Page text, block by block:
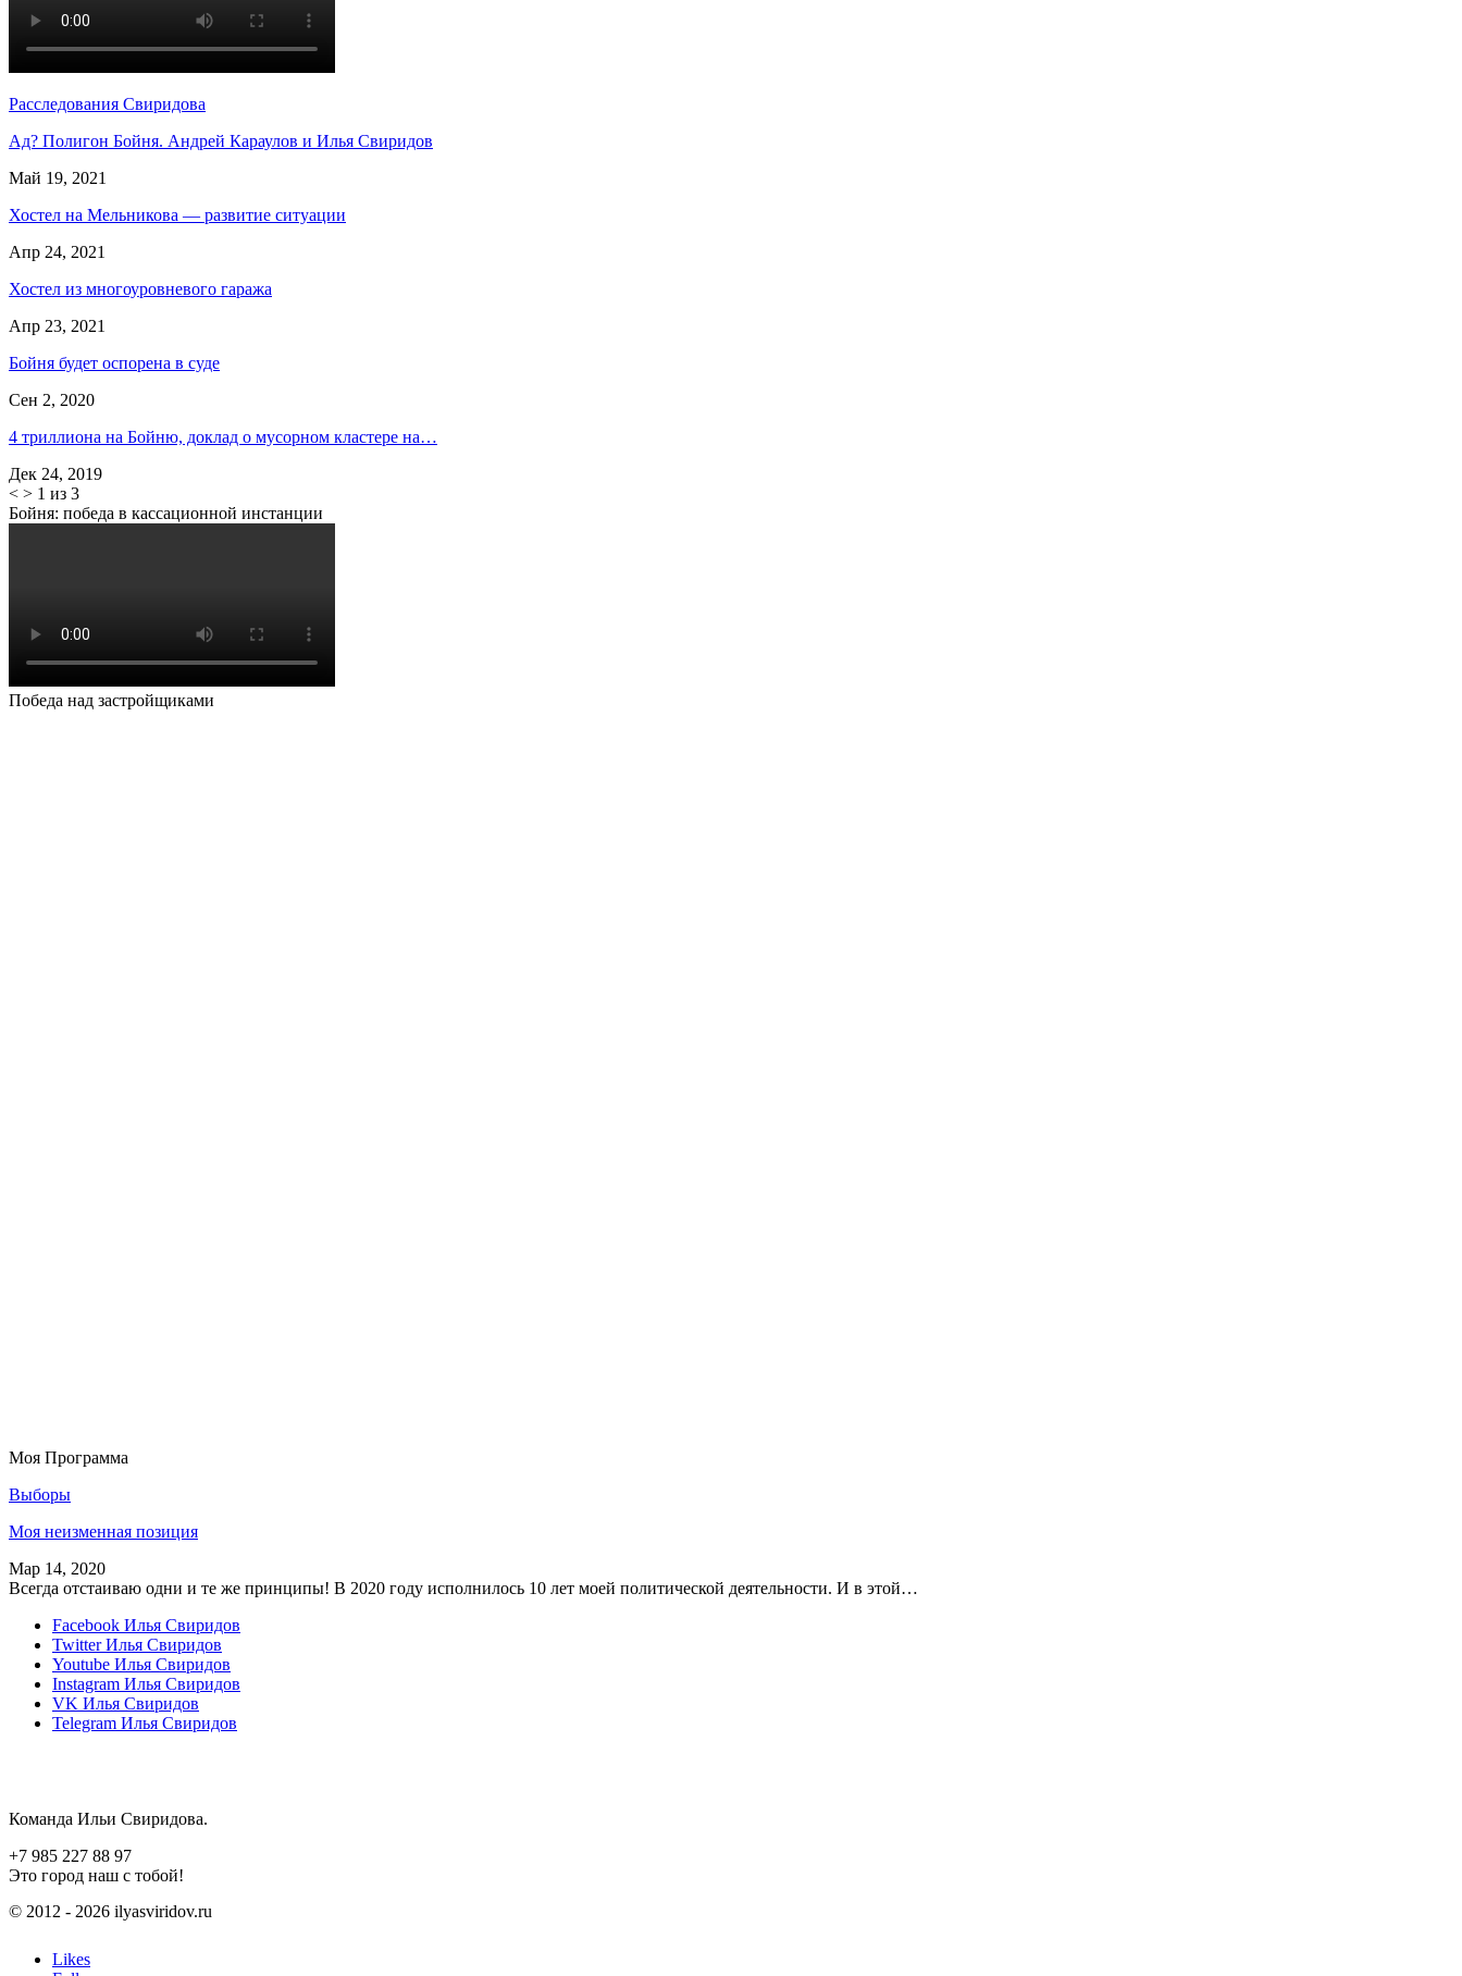
Расследования Свиридова
Ад? Полигон Бойня. Андрей Караулов и Илья Свиридов
Май 19, 2021
Хостел на Мельникова — развитие ситуации
Апр 24, 2021
Хостел из многоуровневого гаража
Апр 23, 2021
Бойня будет оспорена в суде
Сен 2, 2020
4 триллиона на Бойню, доклад о мусорном кластере на…
Дек 24, 2019
< > 1 из 3
Бойня: победа в кассационной инстанции
Победа над застройщиками
Моя Программа
Выборы
Моя неизменная позиция
Мар 14, 2020
Всегда отстаиваю одни и те же принципы! В 2020 году исполнилось 10 лет моей политической деятельности. И в этой…
Facebook Илья Свиридов
Twitter Илья Свиридов
Youtube Илья Свиридов
Instagram Илья Свиридов
VK Илья Свиридов
Telegram Илья Свиридов
Команда Ильи Свиридова.
+7 985 227 88 97
Это город наш с тобой!
© 2012 - 2026 ilyasviridov.ru
Likes